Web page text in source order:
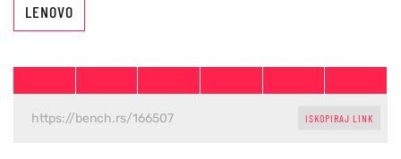
LENOVO
ISKOPIRAJ LINK